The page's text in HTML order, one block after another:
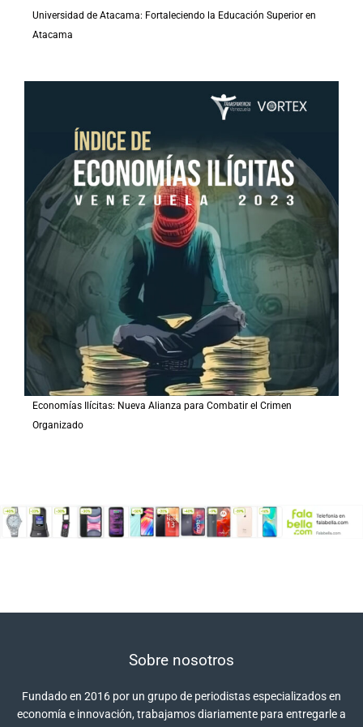
Universidad de Atacama: Fortaleciendo la Educación Superior en
Atacama
Economías Ilícitas: Nueva Alianza para Combatir el Crimen
Organizado
Sobre nosotros
Fundado en 2016 por un grupo de periodistas especializados en
economía e innovación, trabajamos diariamente para entregarle a